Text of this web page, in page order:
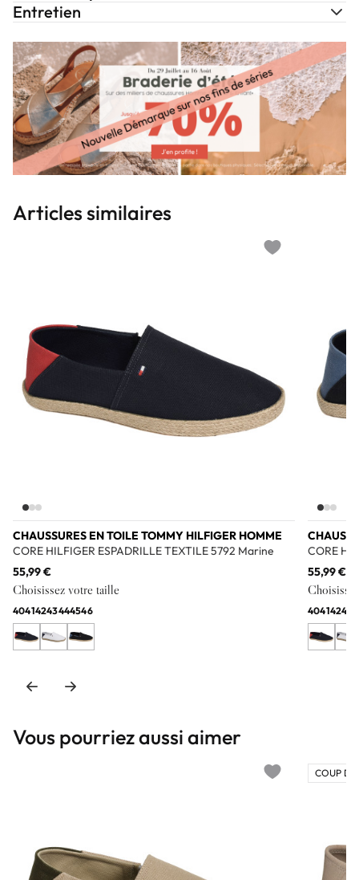
Entretien
Articles similaires
CHAUSSURES EN TOILE TOMMY HILFIGER HOMME
CORE HILFIGER ESPADRILLE TEXTILE 5792 Marine
55,99 €
Choisissez votre taille
40414243444546
CORE
55,99 €
40414243
Vous pourriez aussi aimer
COUP